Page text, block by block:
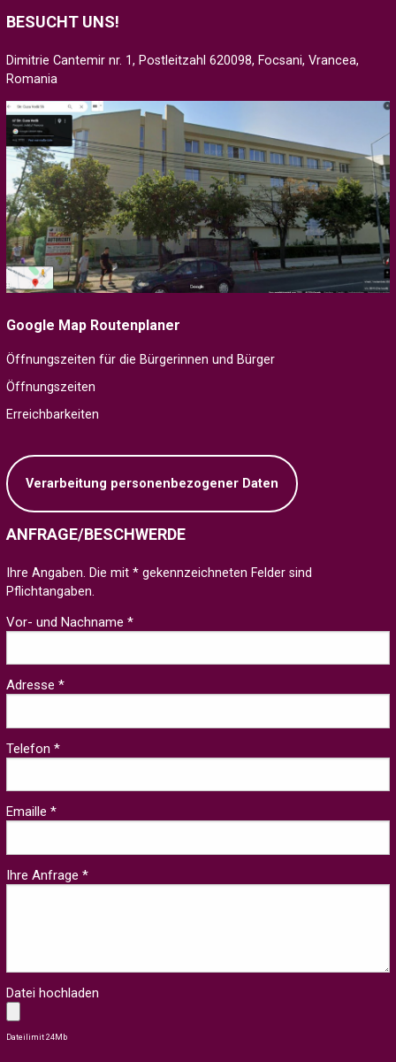
BESUCHT UNS!
Dimitrie Cantemir nr. 1, Postleitzahl 620098, Focsani, Vrancea,
Romania
Google Map Routenplaner
Öffnungszeiten für die Bürgerinnen und Bürger
Öffnungszeiten
Erreichbarkeiten
Verarbeitung personenbezogener Daten
ANFRAGE/BESCHWERDE
Ihre Angaben. Die mit * gekennzeichneten Felder sind
Pflichtangaben.
Vor- und Nachname *
Adresse *
Telefon *
Emaille *
Ihre Anfrage *
Datei hochladen
Dateilimit 24Mb